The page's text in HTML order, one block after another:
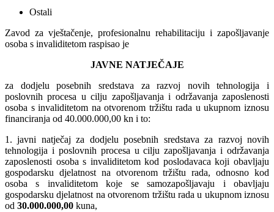
Ostali
Zavod za vještačenje, profesionalnu rehabilitaciju i zapošljavanje
osoba s invaliditetom raspisao je
JAVNE NATJEČAJE
za dodjelu posebnih sredstava za razvoj novih tehnologija i
poslovnih procesa u cilju zapošljavanja i održavanja zaposlenosti
osoba s invaliditetom na otvorenom tržištu rada u ukupnom iznosu
financiranja od 40.000.000,00 kn i to:
1. javni natječaj za dodjelu posebnih sredstava za razvoj novih
tehnologija i poslovnih procesa u cilju zapošljavanja i održavanja
zaposlenosti osoba s invaliditetom kod poslodavaca koji obavljaju
gospodarsku djelatnost na otvorenom tržištu rada, odnosno kod
osoba s invaliditetom koje se samozapošljavaju i obavljaju
gospodarsku djelatnost na otvorenom tržištu rada u ukupnom iznosu
od 30.000.000,00 kuna,